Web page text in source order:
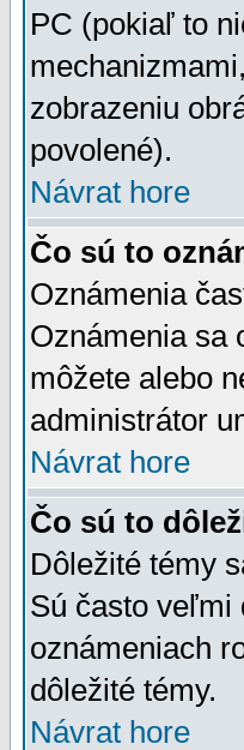
PC (pokiaľ to
zobrazeniu
povolené).
Návrat hore
Čo sú to
Oznámenia
Oznámenia sa
môžete alebo
administrátor
Návrat hore
Čo sú to
Dôležité témy
Sú často veľmi
oznámeniach
dôležité témy.
Návrat hore